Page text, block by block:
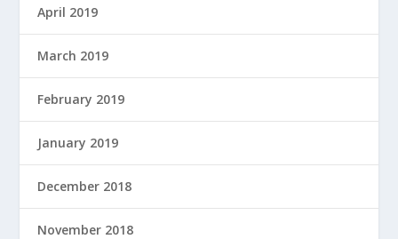
April 2019
March 2019
February 2019
January 2019
December 2018
November 2018